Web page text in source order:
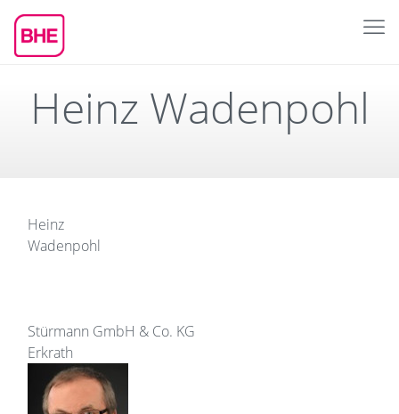
Heinz Wadenpohl
Heinz
Wadenpohl
Stürmann GmbH & Co. KG
Erkrath